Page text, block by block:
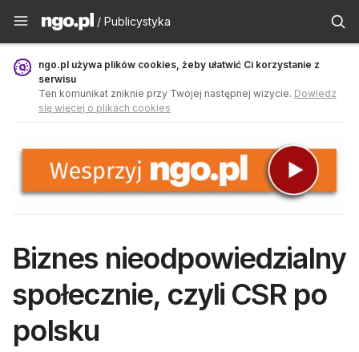
Publicystyka - ngo.pl
/ Publicystyka
ngo.pl używa plików cookies, żeby ułatwić Ci korzystanie z
serwisu
Ten komunikat zniknie przy Twojej następnej wizycie. Dowiedz
się więcej o plikach cookies
Biznes nieodpowiedzialny
społecznie, czyli CSR po
polsku